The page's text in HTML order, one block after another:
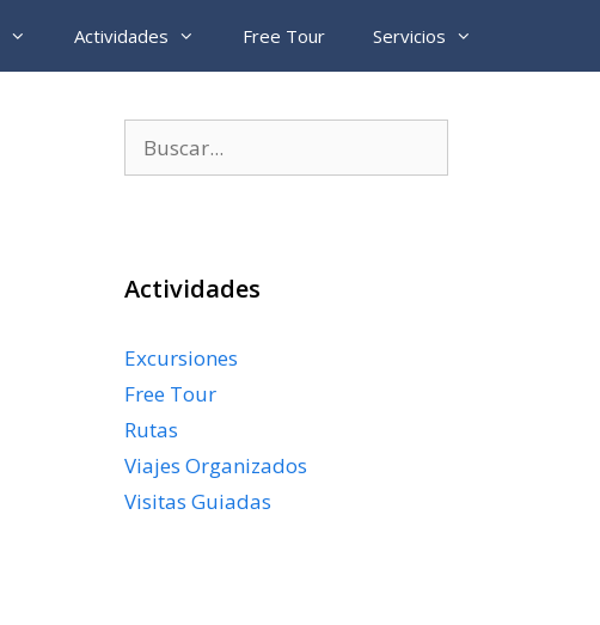
Actividades Free Tour Servicios
Actividades
Excursiones
Free Tour
Rutas
Viajes Organizados
Visitas Guiadas